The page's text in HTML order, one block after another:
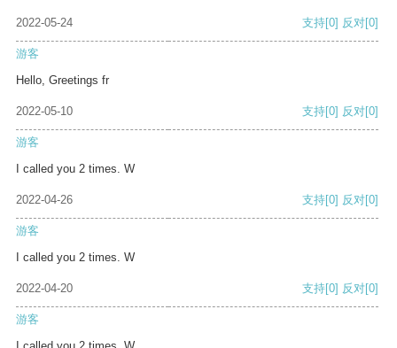
2022-05-24 支持[0] 反对[0]
游客
Hello, Greetings fr
2022-05-10 支持[0] 反对[0]
游客
I called you 2 times. W
2022-04-26 支持[0] 反对[0]
游客
I called you 2 times. W
2022-04-20 支持[0] 反对[0]
游客